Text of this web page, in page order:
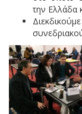
την Ελλάδα